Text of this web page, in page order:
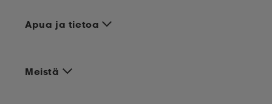
Apua ja tietoa
Meistä